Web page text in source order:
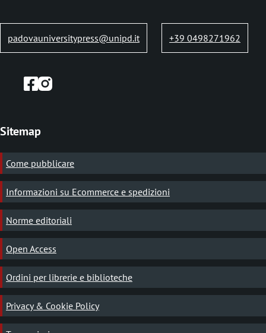
padovauniversitypress@unipd.it +39 0498271962
Sitemap
Come pubblicare
Informazioni su Ecommerce e spedizioni
Norme editoriali
Open Access
Ordini per librerie e biblioteche
Privacy & Cookie Policy